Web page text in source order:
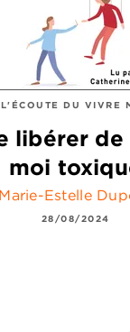
DU VIVRE
libérer de
moi
Marie-Estelle
28/08/2024